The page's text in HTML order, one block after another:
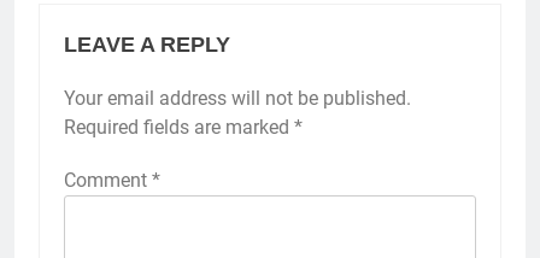
LEAVE A REPLY
Your email address will not be published.
Required fields are marked *
Comment *